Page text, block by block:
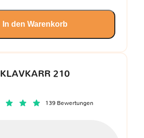
KLAVKARR 210
139 Bewertungen
In den Warenkorb